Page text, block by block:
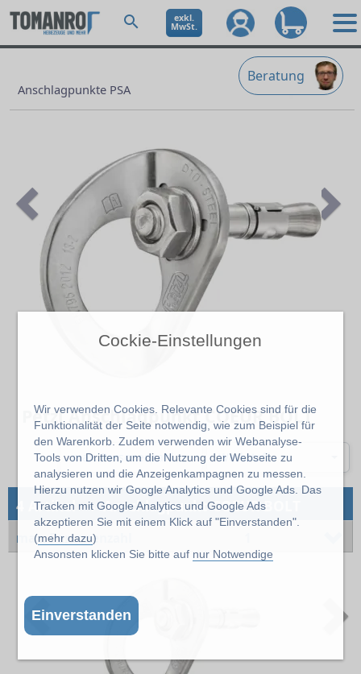
Cockie-Einstellungen
Wir verwenden Cookies. Relevante Cookies sind für die
Funktionalität der Seite notwendig, wie zum Beispiel für
den Warenkorb. Zudem verwenden wir Webanalyse-
Tools von Dritten, um die Nutzung der Webseite zu
analysieren und die Anzeigenkampagnen zu messen.
Hierzu nutzen wir Google Analytics und Google Ads. Das
Tracken mit Google Analytics und Google Ads
akzeptieren Sie mit einem Klick auf "Einverstanden".
(mehr dazu)
Ansonsten klicken Sie bitte auf nur Notwendige
Einverstanden
exkl.
MwSt.
Beratung
Anschlagpunkte PSA
Previous
Petzl Anschlagpunkt COEUR BOLT
max. Personenzahl Werkstoff
4 Artikel→Anschlagpunkt COEUR BOLT
max. Personenzahl
Previous